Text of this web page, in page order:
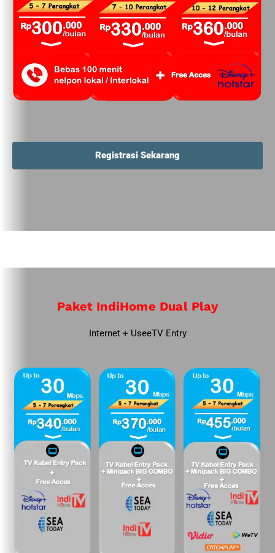
Registrasi Sekarang
Paket IndiHome Dual Play
Internet + UseeTV Entry